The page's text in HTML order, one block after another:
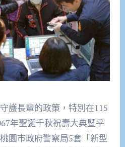
護長輩的政策，特別在115
年聖誕千秋祝壽大典暨平
園市政府警察局5套「新型